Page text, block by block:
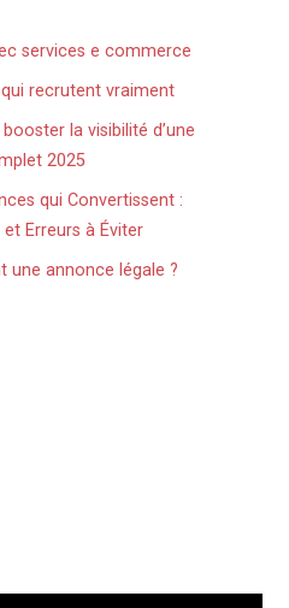
services e commerce
recrutent vraiment
la visibilité d’une
2025
qui Convertissent :
Erreurs à Éviter
une annonce légale ?